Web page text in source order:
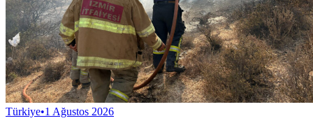
Türkiye•1 Ağustos 2026